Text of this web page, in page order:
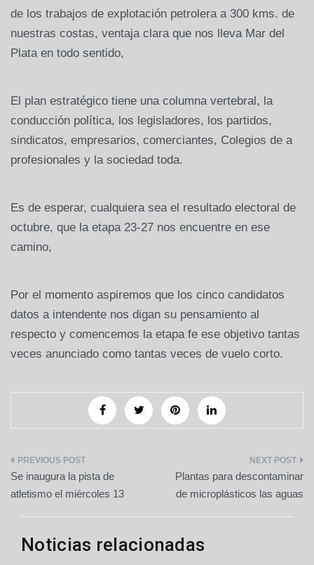
de los trabajos de explotación petrolera a 300 kms. de
nuestras costas, ventaja clara que nos lleva Mar del
Plata en todo sentido,
El plan estratégico tiene una columna vertebral, la
conducción política, los legisladores, los partidos,
sindicatos, empresarios, comerciantes, Colegios de a
profesionales y la sociedad toda.
Es de esperar, cualquiera sea el resultado electoral de
octubre, que la etapa 23-27 nos encuentre en ese
camino,
Por el momento aspiremos que los cinco candidatos
datos a intendente nos digan su pensamiento al
respecto y comencemos la etapa fe ese objetivo tantas
veces anunciado como tantas veces de vuelo corto.
Navegación
de
entradas
Se inaugura la pista de
atletismo el miércoles 13
Plantas para descontaminar
de microplásticos las aguas
Noticias relacionadas